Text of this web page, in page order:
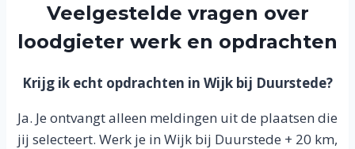
Veelgestelde vragen over
loodgieter werk en opdrachten
Krijg ik echt opdrachten in Wijk bij Duurstede?
Ja. Je ontvangt alleen meldingen uit de plaatsen die
jij selecteert. Werk je in Wijk bij Duurstede + 20 km,